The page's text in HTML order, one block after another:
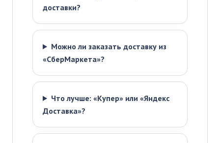
доставки?
Можно ли заказать доставку из
«СберМаркета»?
Что лучше: «Купер» или «Яндекс
Доставка»?